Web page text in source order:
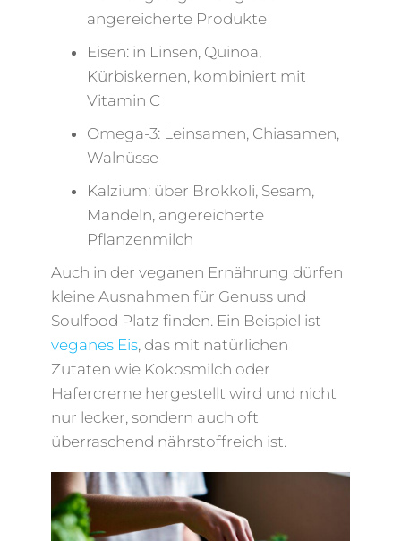
angereicherte Produkte
Eisen: in Linsen, Quinoa,
Kürbiskernen, kombiniert mit
Vitamin C
Omega-3: Leinsamen, Chiasamen,
Walnüsse
Kalzium: über Brokkoli, Sesam,
Mandeln, angereicherte
Pflanzenmilch
Auch in der veganen Ernährung dürfen
kleine Ausnahmen für Genuss und
Soulfood Platz finden. Ein Beispiel ist
veganes Eis, das mit natürlichen
Zutaten wie Kokosmilch oder
Hafercreme hergestellt wird und nicht
nur lecker, sondern auch oft
überraschend nährstoffreich ist.